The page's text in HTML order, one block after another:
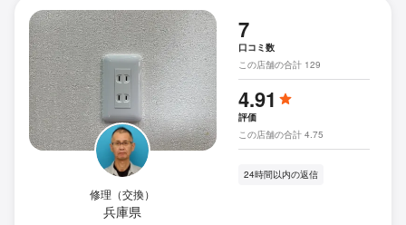
修理（交換）
兵庫県
7
口コミ数
この店舗の合計 129
4.91
評価
この店舗の合計 4.75
24時間以内の返信